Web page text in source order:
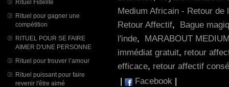
Rituel Fidélité
Rituel pour gagner une
compétition
RITUEL POUR SE FAIRE
AIMER D'UNE PERSONNE
Rituel pour trouver l’amour
Rituel puissant pour faire
revenir l'être aimé
Medium Africain - Retour de
Retour Affectif, Bague
l'inde, MARABOUT
immédiat gratuit, retour
efficace, retour affectif
|
Facebook |